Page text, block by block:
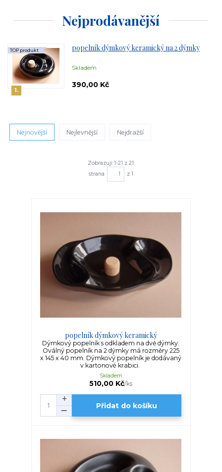
Nejprodávanější
1.
popelník dýmkový keramický na 2 dýmky
Skladem
TOP produkt
390,00 Kč
Nejnovější Nejlevnější Nejdražší
Zobrazuji 1-21 z 21
strana
z 1
popelník dýmkový keramický
Dýmkový popelník s odkladem na dvě dýmky.
Oválný popelník na 2 dýmky má rozměry 225
x 145 x 40 mm. Dýmkový popelník je dodávaný
v kartonové krabici.
510,00 Kč/ks
Skladem
Přidat do košíku